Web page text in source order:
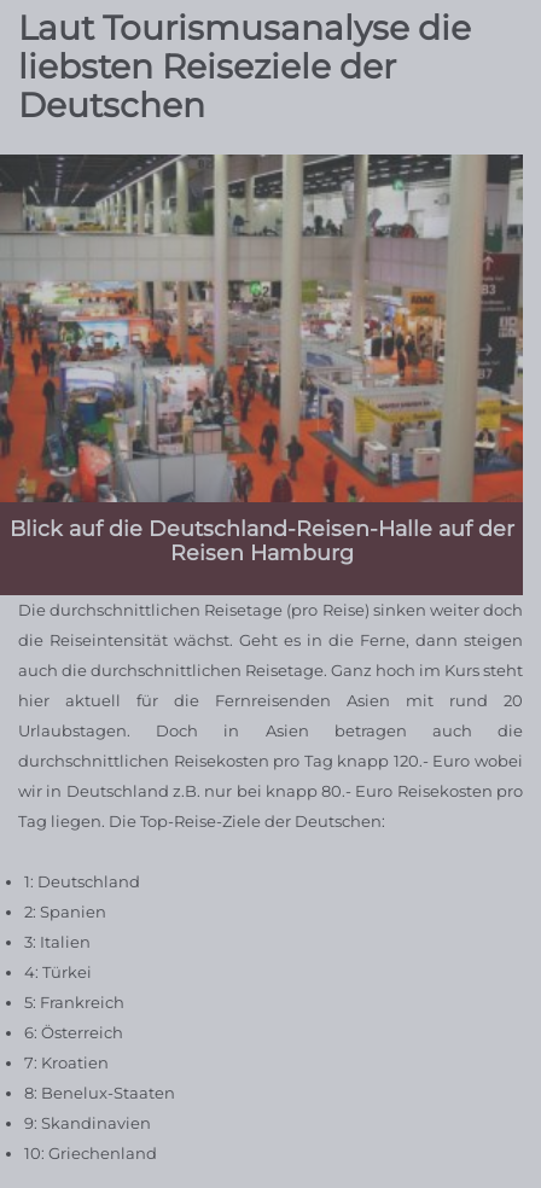
Laut Tourismusanalyse die
liebsten Reiseziele der
Deutschen
Blick auf die Deutschland-Reisen-Halle auf der
Reisen Hamburg
Die durchschnittlichen Reisetage (pro Reise) sinken weiter doch
die Reiseintensität wächst. Geht es in die Ferne, dann steigen
auch die durchschnittlichen Reisetage. Ganz hoch im Kurs steht
hier aktuell für die Fernreisenden Asien mit rund 20
Urlaubstagen. Doch in Asien betragen auch die
durchschnittlichen Reisekosten pro Tag knapp 120.- Euro wobei
wir in Deutschland z.B. nur bei knapp 80.- Euro Reisekosten pro
Tag liegen. Die Top-Reise-Ziele der Deutschen:
1: Deutschland
2: Spanien
3: Italien
4: Türkei
5: Frankreich
6: Österreich
7: Kroatien
8: Benelux-Staaten
9: Skandinavien
10: Griechenland